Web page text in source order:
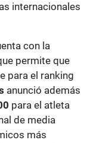
internacionales
con la
permite que
para el ranking
anunció además
para el atleta
de media
más